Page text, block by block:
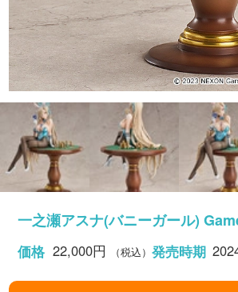
一之瀬アスナ(バニーガール)
価格 22,000円 （税込） 発売時期